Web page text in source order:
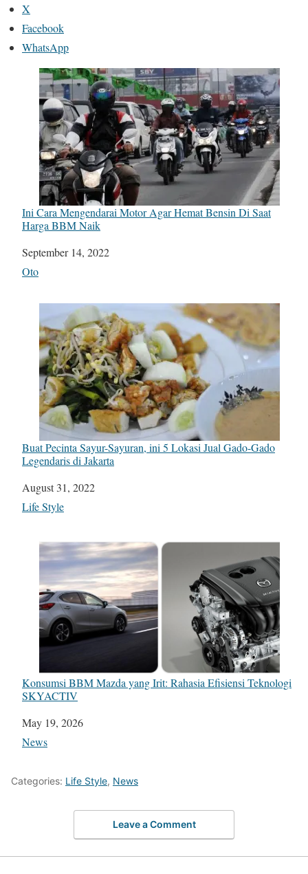
X
Facebook
WhatsApp
Ini Cara Mengendarai Motor Agar Hemat Bensin Di Saat
Harga BBM Naik
Date
September 14, 2022
In relation to
Oto
Buat Pecinta Sayur-Sayuran, ini 5 Lokasi Jual Gado-Gado
Legendaris di Jakarta
Date
August 31, 2022
In relation to
Life Style
Konsumsi BBM Mazda yang Irit: Rahasia Efisiensi Teknologi
SKYACTIV
Date
May 19, 2026
In relation to
News
Categories: Life Style, News
Leave a Comment